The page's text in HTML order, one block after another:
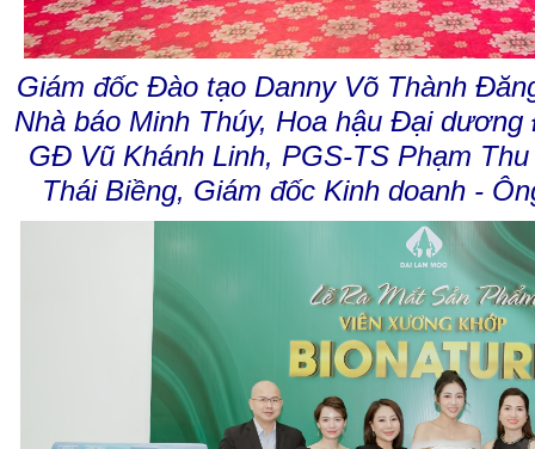
Giám đốc Đào tạo Danny Võ Thành
Nhà báo Minh Thúy, Hoa hậu Đại
GĐ Vũ Khánh Linh, PGS-TS Phạm
Thái Biềng, Giám đốc Kinh doanh -